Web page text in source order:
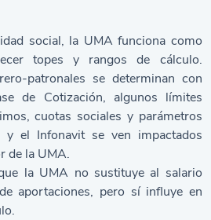
social, la UMA funciona como
topes y rangos de cálculo.
patronales se determinan con
de Cotización, algunos límites
cuotas sociales y parámetros
el Infonavit se ven impactados
de la UMA.
la UMA no sustituye al salario
aportaciones, pero sí influye en